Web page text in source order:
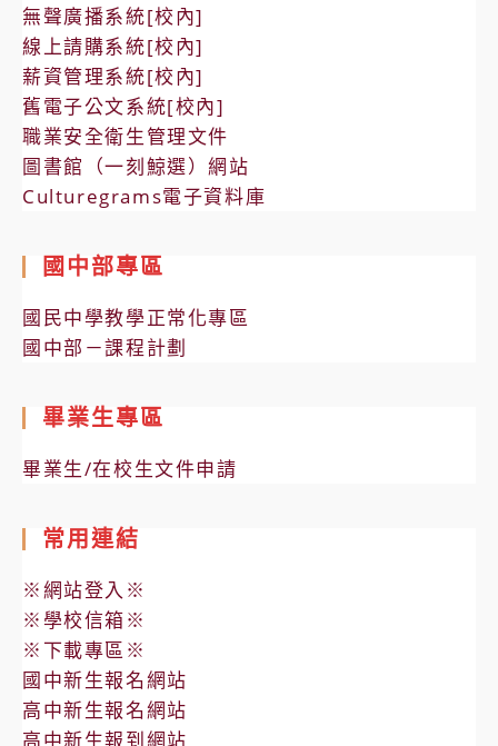
無聲廣播系統[校內]
線上請購系統[校內]
薪資管理系統[校內]
舊電子公文系統[校內]
職業安全衛生管理文件
圖書館（一刻鯨選）網站
Culturegrams電子資料庫
國中部專區
國民中學教學正常化專區
國中部－課程計劃
畢業生專區
畢業生/在校生文件申請
常用連結
※網站登入※
※學校信箱※
※下載專區※
國中新生報名網站
高中新生報名網站
高中新生報到網站